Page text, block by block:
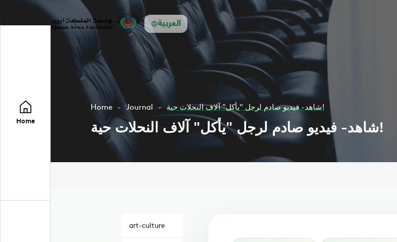
العربية
Home
Home Journal شاهد- فيديو صادم لرجل "يأكل" آلاف النحلات حية!
شاهد- فيديو صادم لرجل "يأكل" آلاف النحلات حية!
art-culture